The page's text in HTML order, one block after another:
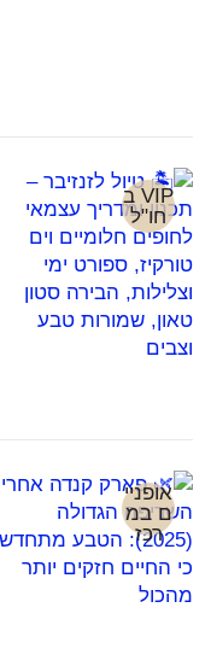
VIP ב
חו"ל
אופניי
ם במ
רכז